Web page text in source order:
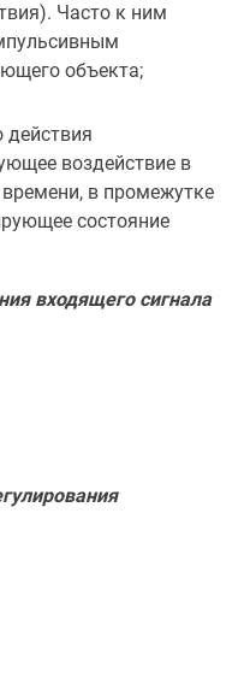
Часто к ним
объекта;
действия
воздействие в
в промежутке
состояние
входящего сигнала